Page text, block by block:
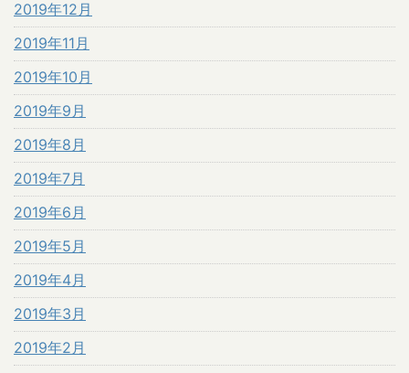
2019年12月
2019年11月
2019年10月
2019年9月
2019年8月
2019年7月
2019年6月
2019年5月
2019年4月
2019年3月
2019年2月